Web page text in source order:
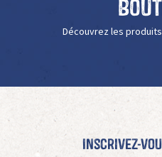
Découvrez les
Inscrivez-